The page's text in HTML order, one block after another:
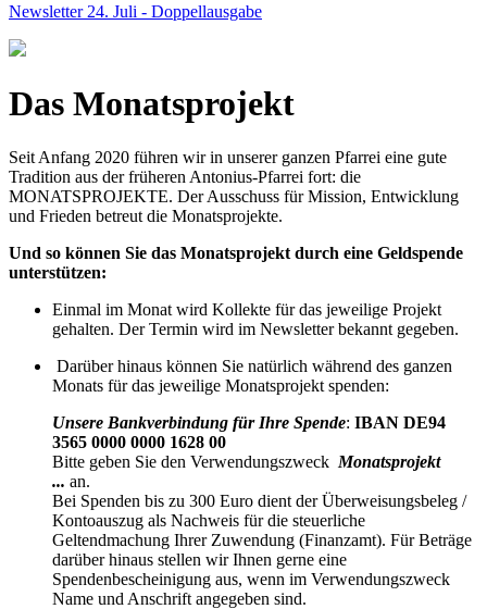
Newsletter 24. Juli - Doppellausgabe
Das Monatsprojekt
Seit Anfang 2020 führen wir in unserer ganzen Pfarrei eine gute
Tradition aus der früheren Antonius-Pfarrei fort: die
MONATSPROJEKTE. Der Ausschuss für Mission, Entwicklung
und Frieden betreut die Monatsprojekte.
Und so können Sie das Monatsprojekt durch eine Geldspende
unterstützen:
Einmal im Monat wird Kollekte für das jeweilige Projekt
gehalten. Der Termin wird im Newsletter bekannt gegeben.
Darüber hinaus können Sie natürlich während des ganzen
Monats für das jeweilige Monatsprojekt spenden:
Unsere Bankverbindung für Ihre Spende: IBAN DE94
3565 0000 0000 1628 00
Bitte geben Sie den Verwendungszweck Monatsprojekt
... an.
Bei Spenden bis zu 300 Euro dient der Überweisungsbeleg /
Kontoauszug als Nachweis für die steuerliche
Geltendmachung Ihrer Zuwendung (Finanzamt). Für Beträge
darüber hinaus stellen wir Ihnen gerne eine
Spendenbescheinigung aus, wenn im Verwendungszweck
Name und Anschrift angegeben sind.